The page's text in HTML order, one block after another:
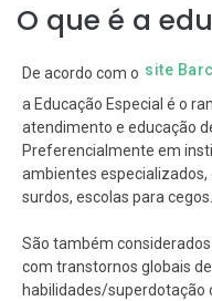
O que é a
De acordo com o site
a Educação Especial é o
atendimento e educação
Preferencialmente em
ambientes
surdos, escolas para cegos.
São também
com transtornos globais
habilidades/superdotação